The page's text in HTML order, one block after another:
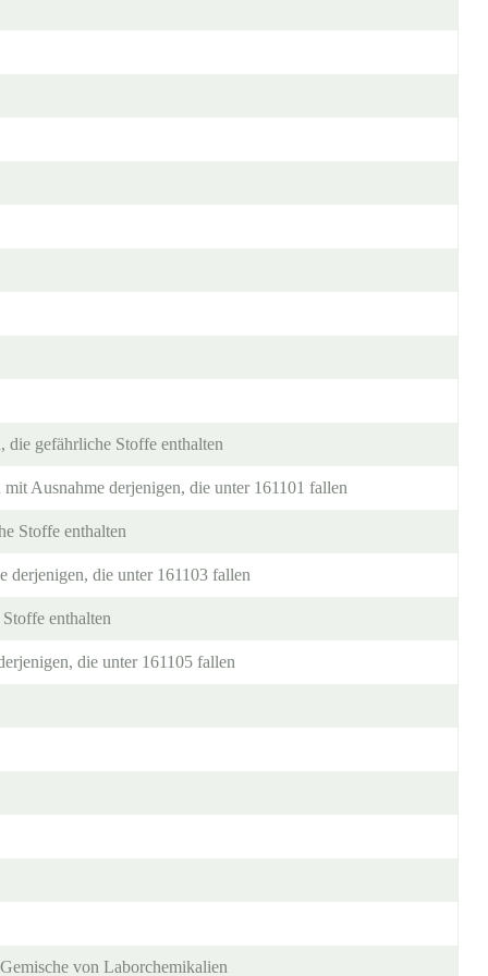
die gefährliche Stoffe enthalten
Ausnahme derjenigen, die unter 161101 fallen
Stoffe enthalten
derjenigen, die unter 161103 fallen
enthalten
die unter 161105 fallen
von Laborchemikalien